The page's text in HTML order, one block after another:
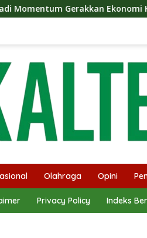
Ekonomi Kerakyatan
Olahraga Opini
Privacy Policy Indeks